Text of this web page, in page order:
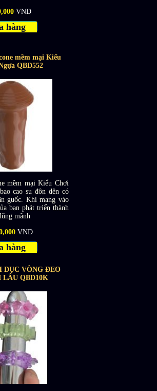
VND
hàng
mềm mại Kiểu
QBD552
mềm mại Kiểu Chơi
cao su đôn dên có
guốc. Khi mang vào
bạn phát triển thành
mãnh
VND
hàng
DỤC VÒNG ĐEO
LÂU QBD10K